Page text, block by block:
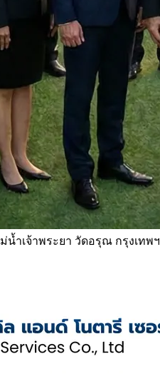
ม่น้ำเจ้าพระยา วัดอรุณ กรุงเทพฯ